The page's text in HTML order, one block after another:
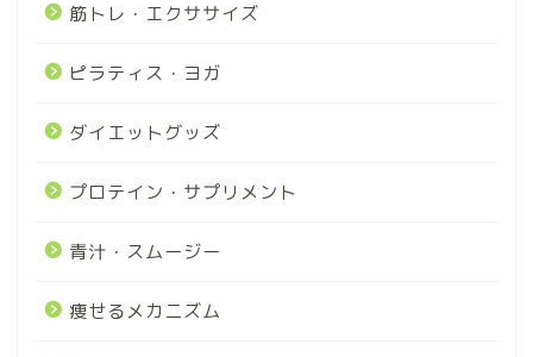
筋トレ・エクササイズ
ピラティス・ヨガ
ダイエットグッズ
プロテイン・サプリメント
青汁・スムージー
痩せるメカニズム